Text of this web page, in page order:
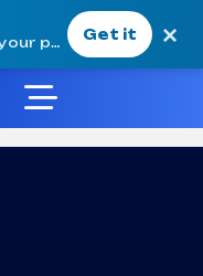
Watch live TV and replay on your phone Get it ×